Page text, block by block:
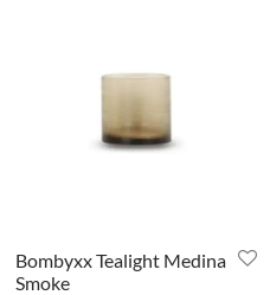
Bombyxx Tealight Medina
Smoke